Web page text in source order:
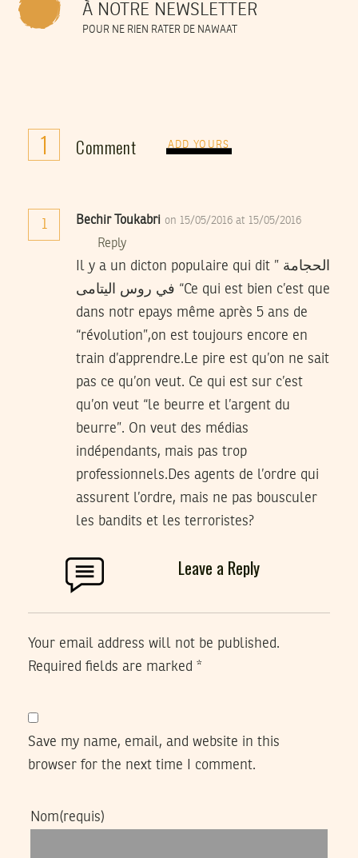
À NOTRE NEWSLETTER
POUR NE RIEN RATER DE NAWAAT
1 Comment ADD YOURS
1 Bechir Toukabri on 15/05/2016 at 15/05/2016
Reply
Il y a un dicton populaire qui dit ” الحجامة
في روس اليتامى “Ce qui est bien c’est que
dans notr epays même après 5 ans de
“révolution”,on est toujours encore en
train d’apprendre.Le pire est qu’on ne sait
pas ce qu’on veut. Ce qui est sur c’est
qu’on veut “le beurre et l’argent du
beurre”. On veut des médias
indépendants, mais pas trop
professionnels.Des agents de l’ordre qui
assurent l’ordre, mais ne pas bousculer
les bandits et les terroristes?
Leave a Reply
Your email address will not be published.
Required fields are marked *
Save my name, email, and website in this
browser for the next time I comment.
Nom(requis)